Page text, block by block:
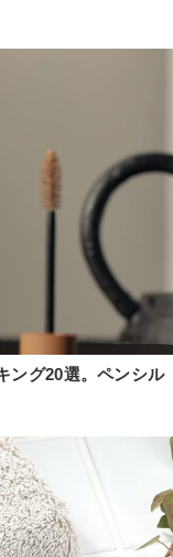
ング20選。ペンシル